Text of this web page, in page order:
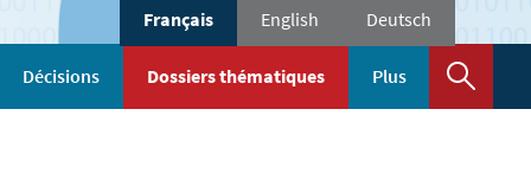
langue
Français English Deutsch
Décisions Dossiers thématiques Plus